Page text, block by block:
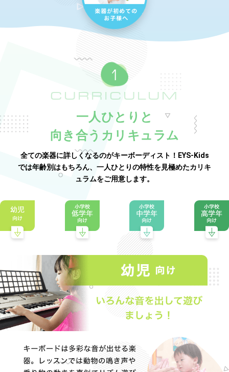
CURRICULUM
一人ひとりと
向き合うカリキュラム
全ての楽器に詳しくなるのがキーボーディスト！EYS-Kids
では年齢別はもちろん、一人ひとりの特性を見極めたカリキ
ュラムをご用意します。